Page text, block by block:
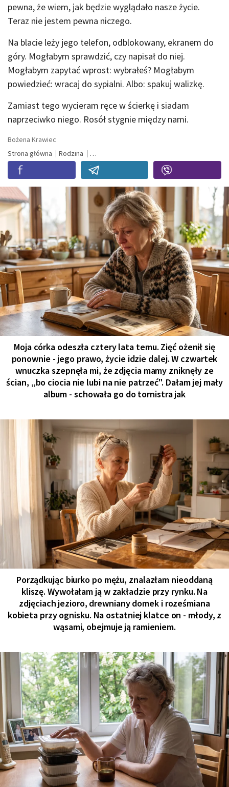
pewna, że wiem, jak będzie wyglądało nasze życie.
Teraz nie jestem pewna niczego.
Na blacie leży jego telefon, odblokowany, ekranem do
góry. Mogłabym sprawdzić, czy napisał do niej.
Mogłabym zapytać wprost: wybrałeś? Mogłabym
powiedzieć: wracaj do sypialni. Albo: spakuj walizkę.
Zamiast tego wycieram ręce w ścierkę i siadam
naprzeciwko niego. Rosół stygnie między nami.
Bożena Krawiec
Strona główna
Rodzina
Moja córka odeszła cztery lata temu. Zięć ożenił się
ponownie - jego prawo, życie idzie dalej. W czwartek
wnuczka szepnęła mi, że zdjęcia mamy zniknęły ze
ścian, „bo ciocia nie lubi na nie patrzeć". Dałam jej mały
album - schowała go do tornistra jak
Porządkując biurko po mężu, znalazłam nieoddaną
kliszę. Wywołałam ją w zakładzie przy rynku. Na
zdjęciach jezioro, drewniany domek i roześmiana
kobieta przy ognisku. Na ostatniej klatce on - młody, z
wąsami, obejmuje ją ramieniem.